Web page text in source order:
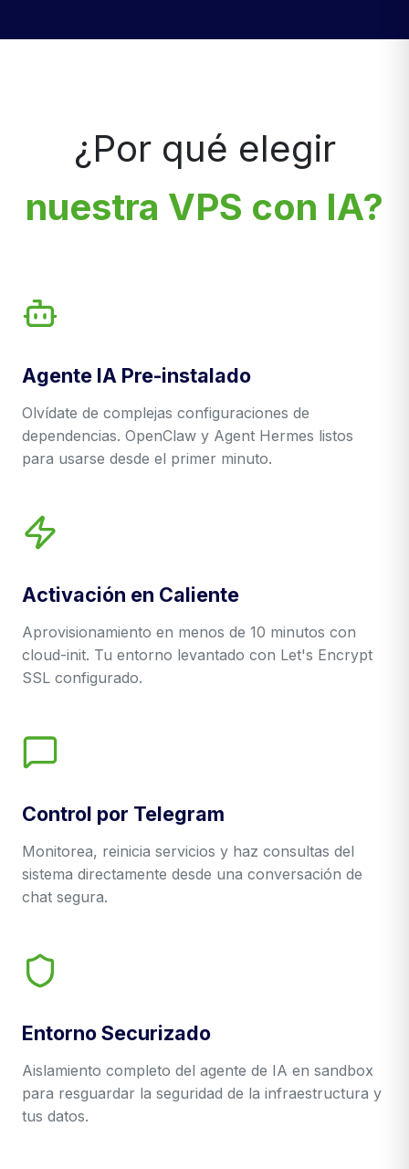
¿Por qué elegir
nuestra VPS con IA?
Agente IA Pre-instalado
Olvídate de complejas configuraciones de
dependencias. OpenClaw y Agent Hermes listos
para usarse desde el primer minuto.
Activación en Caliente
Aprovisionamiento en menos de 10 minutos con
cloud-init. Tu entorno levantado con Let's Encrypt
SSL configurado.
Control por Telegram
Monitorea, reinicia servicios y haz consultas del
sistema directamente desde una conversación de
chat segura.
Entorno Securizado
Aislamiento completo del agente de IA en sandbox
para resguardar la seguridad de la infraestructura y
tus datos.